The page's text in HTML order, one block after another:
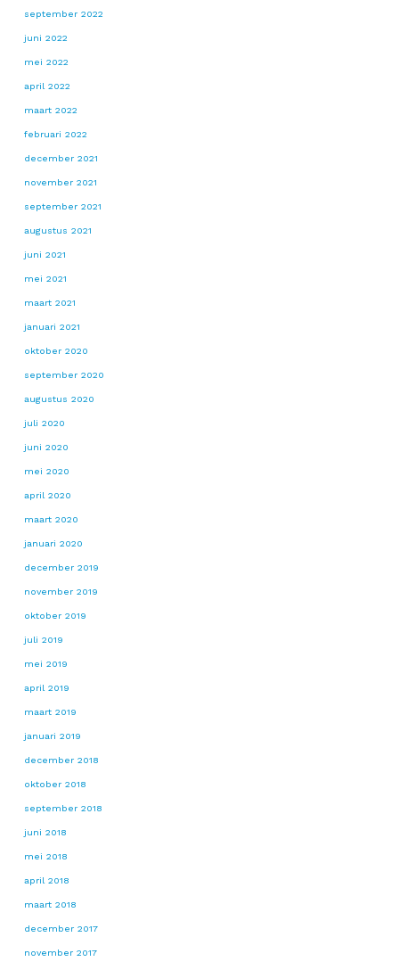
september 2022
juni 2022
mei 2022
april 2022
maart 2022
februari 2022
december 2021
november 2021
september 2021
augustus 2021
juni 2021
mei 2021
maart 2021
januari 2021
oktober 2020
september 2020
augustus 2020
juli 2020
juni 2020
mei 2020
april 2020
maart 2020
januari 2020
december 2019
november 2019
oktober 2019
juli 2019
mei 2019
april 2019
maart 2019
januari 2019
december 2018
oktober 2018
september 2018
juni 2018
mei 2018
april 2018
maart 2018
december 2017
november 2017